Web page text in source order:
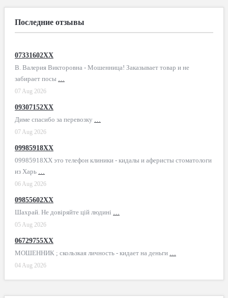
Последние отзывы
07331602XX
В. Валерия Викторовна - Мошенница! Заказывает товар и не
забирает посы …
07 Aug 2026
09307152XX
Диме спасибо за перевозку …
07 Aug 2026
09985918XX
09985918XX это телефон клиники - кидалы и аферисты стоматологи
из Харь …
06 Aug 2026
09855602XX
Шахрай. Не довіряйте цій людині …
05 Aug 2026
06729755XX
МОШЕННИК ; скользкая личность - кидает на деньги …
04 Aug 2026